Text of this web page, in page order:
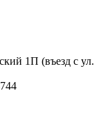
1П (въезд с ул.